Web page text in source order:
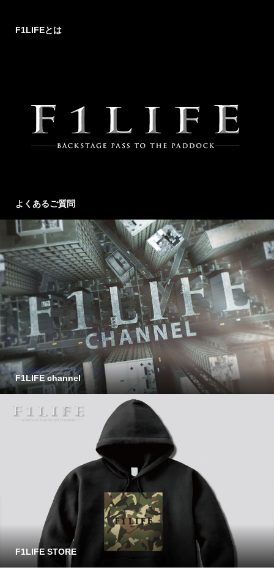
F1LIFEとは
よくあるご質問
F1LIFE channel
F1LIFE STORE